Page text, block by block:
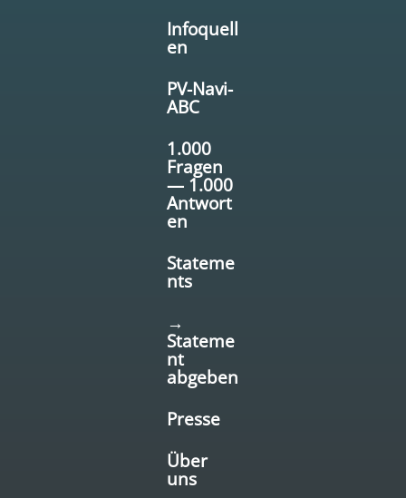
Infoquell
en
PV-Navi-
ABC
1.000
Fragen
— 1.000
Antwort
en
Stateme
nts
→
Stateme
nt
abgeben
Presse
Über
uns